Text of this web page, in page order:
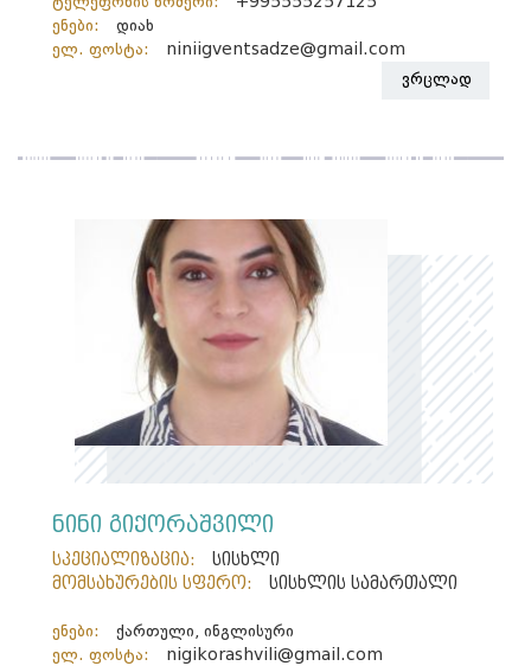
ენები:
დიახ
ელ. ფოსტა:
niniigventsadze@gmail.com
ვრცლად
ნინი გიქორაშვილი
სპეციალიზაცია:
სისხლი
მომსახურების სფერო:
სისხლის სამართალი
ენები:
ქართული, ინგლისური
ელ. ფოსტა:
nigikorashvili@gmail.com